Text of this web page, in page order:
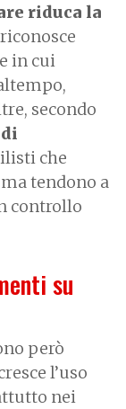
riduca la
in cui
secondo
che
tendono a
controllo
su
però
l’uso
nei